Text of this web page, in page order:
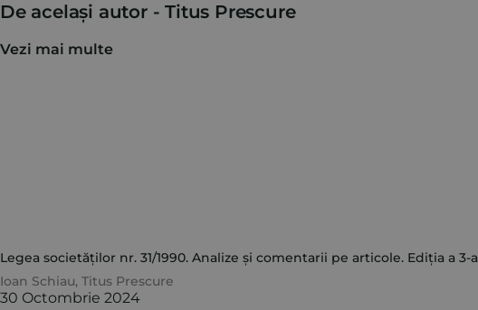
De același autor - Titus Prescure
Vezi mai multe
Legea societăților nr. 31/1990. Analize și comentarii pe articole. Ediția a 3-a
Ioan Schiau, Titus Prescure
30 Octombrie 2024